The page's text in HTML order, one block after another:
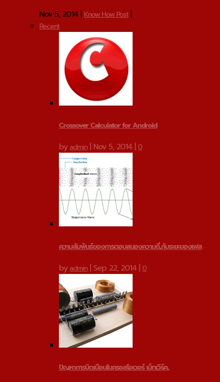
Nov 5, 2014| Know How Post|
Recent
Crossover Calculator for Android
byadmin| Nov 5, 2014 | 0
ความสัมพันธ์ของการตอบสนองความถี่...กับระยะของเฟส
byadmin| Sep 22, 2014 | 0
ปัญหาการบิดเบือนในครอสโอเวอร์ เน็ทเวิร์ค...